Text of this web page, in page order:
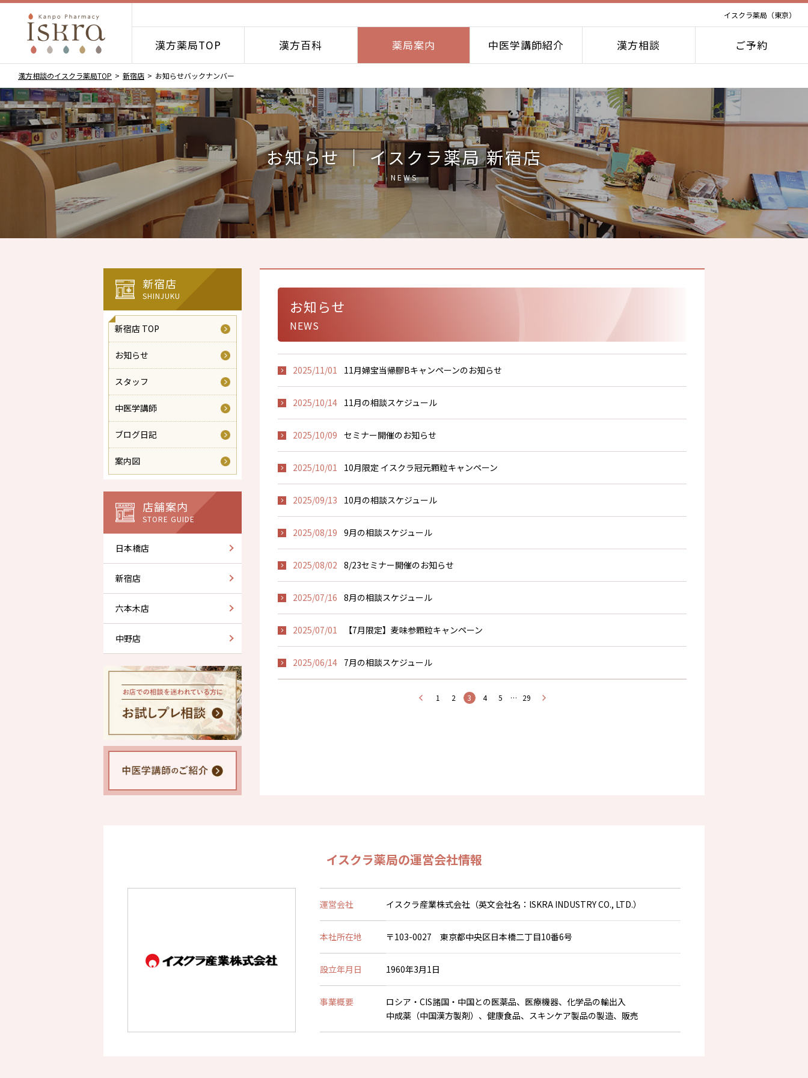
イスクラ薬局（東京）
漢方薬局TOP 漢方百科 薬局案内 中医学講師紹介 漢方相談 ご予約
漢方相談のイスクラ薬局TOP 新宿店 お知らせバックナンバー
お知らせ ｜ イスクラ薬局 新宿店
NEWS
お知らせ
NEWS
2025/11/01 11月婦宝当帰膠Bキャンペーンのお知らせ
2025/10/14 11月の相談スケジュール
2025/10/09 セミナー開催のお知らせ
2025/10/01 10月限定 イスクラ冠元顆粒キャンペーン
2025/09/13 10月の相談スケジュール
2025/08/19 9月の相談スケジュール
2025/08/02 8/23セミナー開催のお知らせ
2025/07/16 8月の相談スケジュール
2025/07/01 【7月限定】麦味参顆粒キャンペーン
2025/06/14 7月の相談スケジュール
1 2 3 4 5 … 29
新宿店
SHINJUKU
新宿店 TOP
お知らせ
スタッフ
中医学講師
ブログ日記
案内図
店舗案内
STORE GUIDE
日本橋店
新宿店
六本木店
中野店
イスクラ薬局の運営会社情報
運営会社 イスクラ産業株式会社（英文会社名：lSKRA INDUSTRY CO., LTD.）
本社所在地 〒103-0027 東京都中央区日本橋二丁目10番6号
設立年月日 1960年3月1日
事業概要
ロシア・CIS諸国・中国との医薬品、医療機器、化学品の輸出入
中成薬（中国漢方製剤）、健康食品、スキンケア製品の製造、販売